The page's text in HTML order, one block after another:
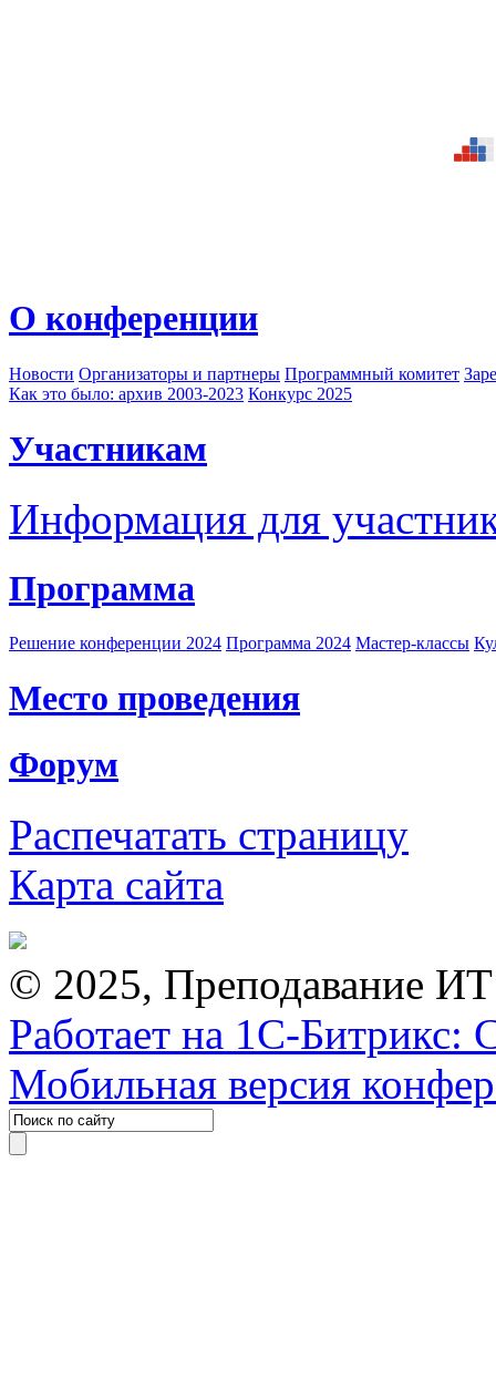
О конференции
Новости Организаторы и партнеры Программный комитет
Как это было: архив 2003-2023 Конкурс 2025
Участникам
Информация для
Программа
Решение конференции 2024 Программа 2024 Мастер-классы
Место проведения
Форум
Распечатать страницу
Карта сайта
© 2025, Преподавание
Работает на 1С-Битрикс:
Мобильная версия